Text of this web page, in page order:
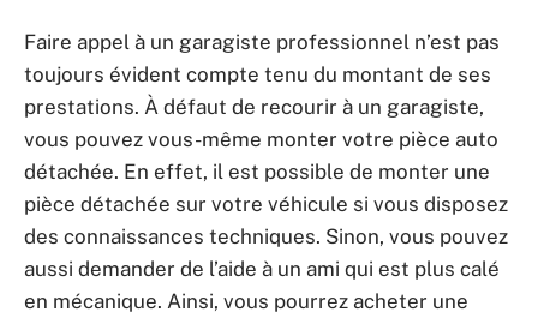
Faire appel à un garagiste professionnel n’est pas
toujours évident compte tenu du montant de ses
prestations. À défaut de recourir à un garagiste,
vous pouvez vous-même monter votre pièce auto
détachée. En effet, il est possible de monter une
pièce détachée sur votre véhicule si vous disposez
des connaissances techniques. Sinon, vous pouvez
aussi demander de l’aide à un ami qui est plus calé
en mécanique. Ainsi, vous pourrez acheter une